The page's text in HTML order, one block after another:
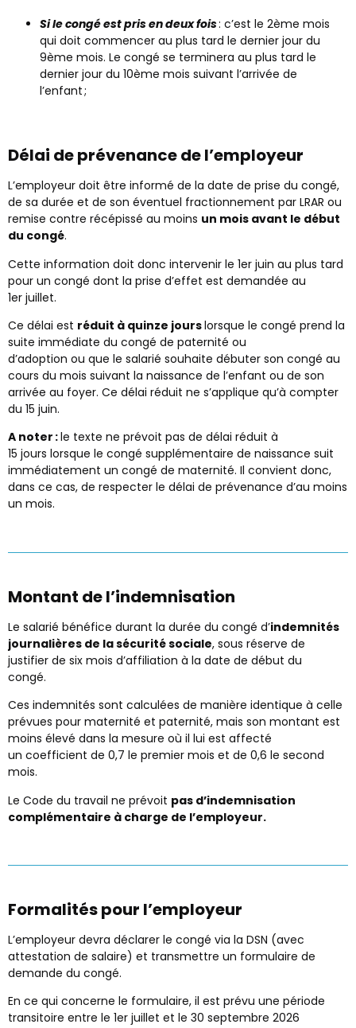
Si le congé est pris en deux fois: c’est le 2ème mois
qui doit commencer au plus tard le dernier jour du
9ème mois. Le congé se terminera au plus tard le
dernier jour du 10ème mois suivant l’arrivée de
l’enfant ;
Délai de prévenance de l’employeur
L’employeur doit être informé de la date de prise du congé,
de sa durée et de son éventuel fractionnement par LRAR ou
remise contre récépissé au moins un mois avant le début
du congé.
Cette information doit donc intervenir le 1er juin au plus tard
pour un congé dont la prise d’effet est demandée au
1er juillet.
Ce délai est réduit à quinze jourslorsque le congé prend la
suite immédiate du congé de paternité ou
d’adoption ou que le salarié souhaite débuter son congé au
cours du mois suivant la naissance de l’enfant ou de son
arrivée au foyer. Ce délai réduit ne s’applique qu’à compter
du 15 juin.
A noter :le texte ne prévoit pas de délai réduit à
15 jours lorsque le congé supplémentaire de naissance suit
immédiatement un congé de maternité. Il convient donc,
dans ce cas, de respecter le délai de prévenance d’au moins
un mois.
Montant de l’indemnisation
Le salarié bénéfice durant la durée du congé d’indemnités
journalières de la sécurité sociale, sous réserve de
justifier de six mois d’affiliation à la date de début du
congé.
Ces indemnités sont calculées de manière identique à celle
prévues pour maternité et paternité, mais son montant est
moins élevé dans la mesure où il lui est affecté
un coefficient de 0,7 le premier mois et de 0,6 le second
mois.
Le Code du travail ne prévoit pas d’indemnisation
complémentaire à charge de l’employeur.
Formalités pour l’employeur
L’employeur devra déclarer le congé via la DSN (avec
attestation de salaire) et transmettre un formulaire de
demande du congé.
En ce qui concerne le formulaire, il est prévu une période
transitoire entre le 1er juillet et le 30 septembre 2026